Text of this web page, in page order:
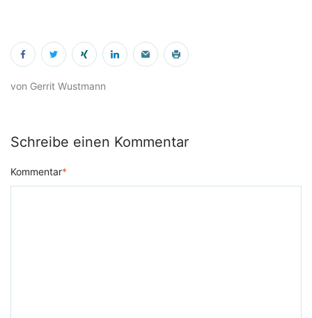
von Gerrit Wustmann
Schreibe einen Kommentar
Kommentar*